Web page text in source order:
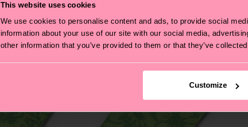
This website uses cookies
We use cookies to personalise content and ads, to provide social
information about your use of our site with our social media,
other information that you’ve provided to them or that they’ve
Customize